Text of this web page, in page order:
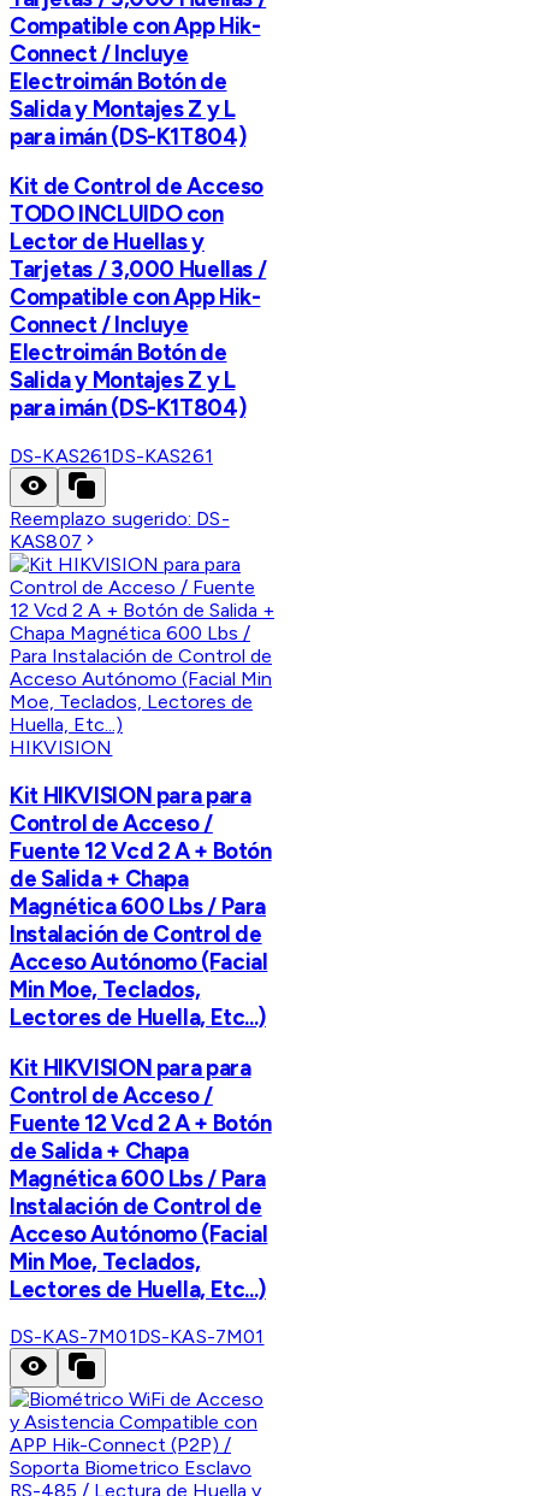
Compatible con App Hik-
Connect / Incluye
Electroimán Botón de
Salida y Montajes Z y L
para imán (DS-K1T804)
Kit de Control de Acceso
TODO INCLUIDO con
Lector de Huellas y
Tarjetas / 3,000 Huellas /
Compatible con App Hik-
Connect / Incluye
Electroimán Botón de
Salida y Montajes Z y L
para imán (DS-K1T804)
DS-KAS261DS-KAS261
Reemplazo sugerido: DS-
KAS807
HIKVISION
Kit HIKVISION para para
Control de Acceso /
Fuente 12 Vcd 2 A + Botón
de Salida + Chapa
Magnética 600 Lbs / Para
Instalación de Control de
Acceso Autónomo (Facial
Min Moe, Teclados,
Lectores de Huella, Etc...)
Kit HIKVISION para para
Control de Acceso /
Fuente 12 Vcd 2 A + Botón
de Salida + Chapa
Magnética 600 Lbs / Para
Instalación de Control de
Acceso Autónomo (Facial
Min Moe, Teclados,
Lectores de Huella, Etc...)
DS-KAS-7M01DS-KAS-7M01